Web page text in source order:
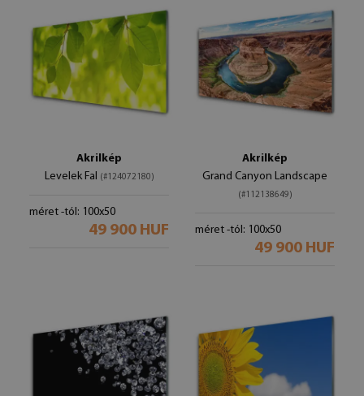
Akrilkép
Levelek Fal (#124072180)
méret -tól: 100x50
49 900 HUF
Akrilkép
Grand Canyon Landscape
(#112138649)
méret -tól: 100x50
49 900 HUF